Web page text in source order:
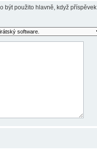
být použito hlavně, když příspěvek